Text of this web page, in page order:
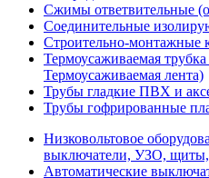
Сжимы ответвительные
Соединительные
Строительно-монтажные
Термоусаживаемая
Термоусаживаемая лента)
Трубы гладкие ПВХ и
Трубы гофрированные
Низковольтовое
выключатели, УЗО, щиты,
Автоматические